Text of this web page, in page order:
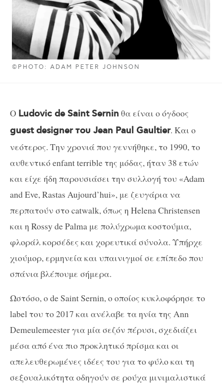
©PHOTO: ADAM PETER JOHNSON
Ο Ludovic de Saint Serninθα είναι ο όγδοος
guest designer του Jean Paul Gaultier. Kαι ο
νεότερος. Την χρονιά που γεννήθηκε, το 1990, το
αυθεντικό enfant terrible της μόδας, ήταν 38 ετών
και είχε ήδη παρουσιάσει την συλλογή του «Adam
and Eve, Rastas Aujourd’hui», με ζευγάρια να
περπατούν στο catwalk, όπως η Helena Christensen
και η Rossy de Palma με πολύχρωμα κοστούμια,
φλοράλ κορσέδες και χορευτικά σύνολα. Υπήρχε
χιούμορ, ερμηνεία και υπαινιγμοί σε επίπεδο που
σπάνια βλέπουμε σήμερα.
Ωστόσο, ο de Saint Sernin, ο οποίος κυκλοφόρησε το
label του το 2017 και ανέλαβε τα ηνία της Ann
Demeulemeester για μία σεζόν πέρυσι, σχεδιάζει
μέσα από ένα πιο προκλητικό πρίσμα και οι
απελευθερωμένες ιδέες του για το φύλο και τη
σεξουαλικότητα οδηγούν σε ρούχα μινιμαλιστικά